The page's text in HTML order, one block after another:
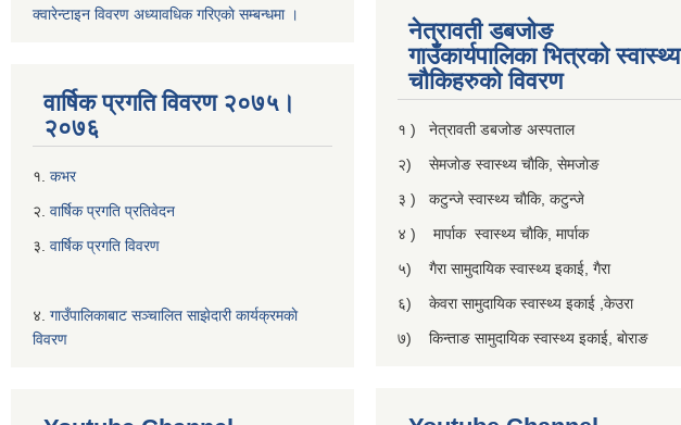
क्वारेन्टाइन विवरण अध्यावधिक गरिएकाे सम्बन्धमा ।
वार्षिक प्रगति विवरण २०७५।
२०७६
१. कभर
२. वार्षिक प्रगति प्रतिवेदन
३. वार्षिक प्रगति विवरण
४. गाउँपालिकाबाट सञ्चालित साझेदारी कार्यक्रमकाे
विवरण
नेत्रावती डबजाेङ
गाउँकार्यपालिका भित्रकाे स्वास्थ्य
चाैकिहरुकाे विवरण
१ ) नेत्रावती डबजोङ अस्पताल
२) सेमजाेङ स्वास्थ्य चाैकि, सेमजाेङ
३ ) कटुन्जे स्वास्थ्य चाैकि, कटुन्जे
४ ) मार्पाक स्वास्थ्य चाैकि, मार्पाक
५) गैरा सामुदायिक स्वास्थ्य इकाई, गैरा
६) केवरा सामुदायिक स्वास्थ्य इकाई ,केउरा
७) किन्ताङ सामुदायिक स्वास्थ्य इकाई, बाेराङ